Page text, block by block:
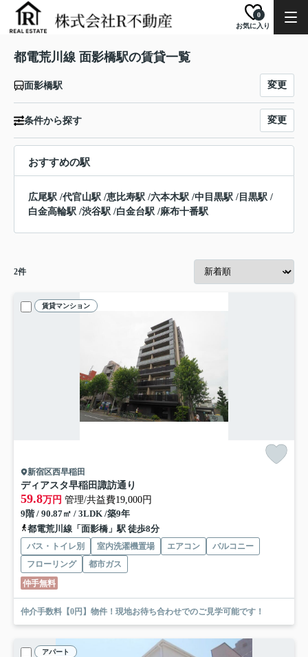
お気に入り
0
都電荒川線 面影橋駅の賃貸一覧
面影橋駅 変更
条件から探す 変更
おすすめの駅
広尾駅 /代官山駅 /恵比寿駅 /六本木駅 /中目黒駅 / 目黒駅 /
白金高輪駅 /渋谷駅 /白金台駅 /麻布十番駅
2件
賃貸マンション
新宿区西早稲田
ディアスタ早稲田諏訪通り
59.8万円 管理/共益費19,000円
9階 / 90.87㎡ / 3LDK /築9年
都電荒川線「面影橋」駅 徒歩8分
バス・トイレ別 室内洗濯機置場 エアコン
バルコニー
フローリング
都市ガス
仲手無料
仲介手数料【0円】物件！現地お待ち合わせでのご見学可能です！
アパート